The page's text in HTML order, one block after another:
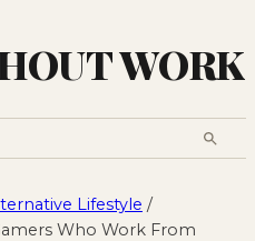
WORK
Lifestyle /
Who Work From